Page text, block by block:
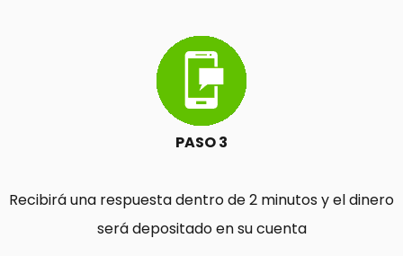
PASO 3
Recibirá una respuesta dentro de 2 minutos y el dinero
será depositado en su cuenta